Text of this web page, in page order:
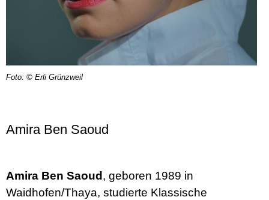
Foto: © Erli Grünzweil
Amira Ben Saoud
Amira Ben Saoud , geboren 1989 in
Waidhofen/Thaya, studierte Klassische